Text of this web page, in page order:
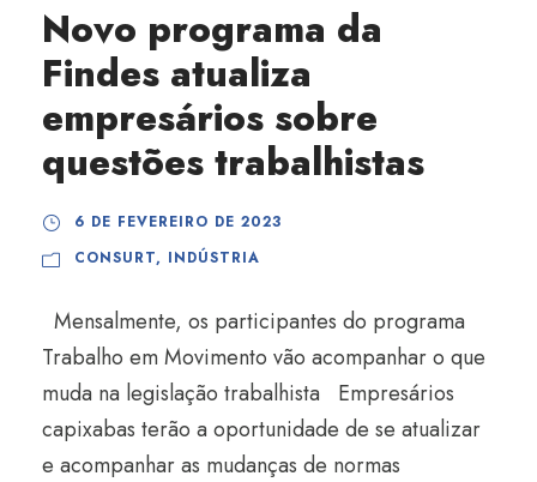
Novo programa da
Findes atualiza
empresários sobre
questões trabalhistas
6 DE FEVEREIRO DE 2023
CONSURT, INDÚSTRIA
Mensalmente, os participantes do programa
Trabalho em Movimento vão acompanhar o que
muda na legislação trabalhista Empresários
capixabas terão a oportunidade de se atualizar
e acompanhar as mudanças de normas